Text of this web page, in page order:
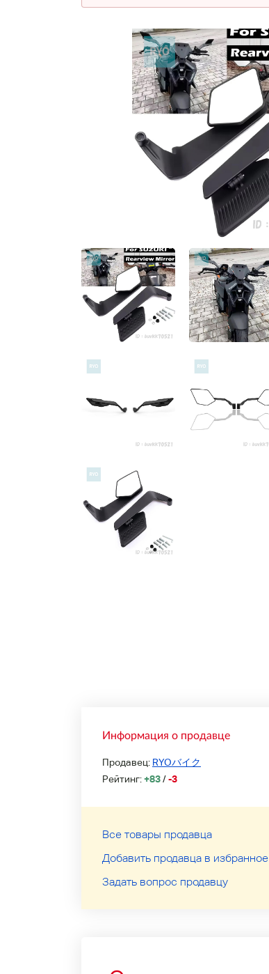
Информация о продавце
Продавец: RYOバイク
Рейтинг:+83/-3
Все товары продавца
Добавить продавца в избранное
Задать вопрос продавцу